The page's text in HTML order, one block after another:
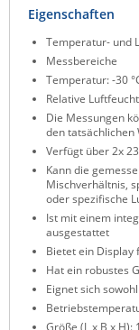
Sunbird
Tactical Software
TEKTELIC
Teltonika
Unwired
Vision
WATTECO
Westermo
Yuasa
ZPE Systems
Eigenschaften
Temperatur- und
Messbereiche
Temperatur: -30
Relative
Die Messungen
den tatsächlichen
Verfügt über 2x
Kann die
Mischverhältnis,
oder spezifische
Ist mit einem
ausgestattet
Bietet ein Display
Hat ein robustes
Eignet sich
Größe (L x B x H):